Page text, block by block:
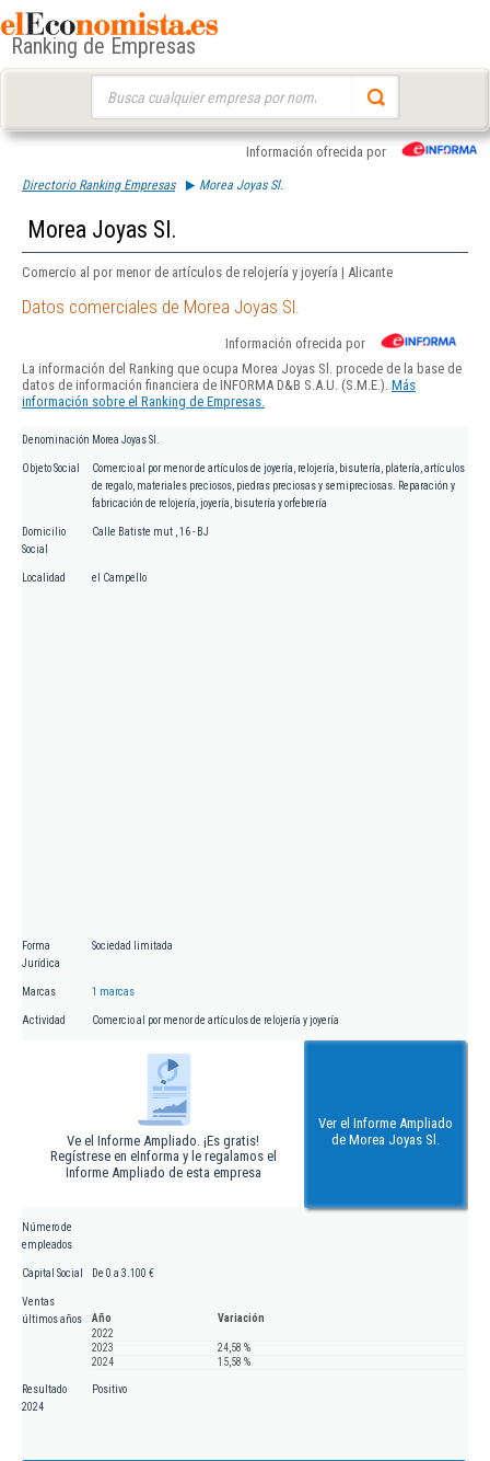
Ranking de Empresas
Información ofrecida por
Directorio Ranking Empresas Morea Joyas Sl.
Morea Joyas Sl.
Comercio al por menor de artículos de relojería y joyería | Alicante
Datos comerciales de Morea Joyas Sl.
Información ofrecida por
La información del Ranking que ocupa Morea Joyas Sl. procede de la base de
datos de información financiera de INFORMA D&B S.A.U. (S.M.E.). Más
información sobre el Ranking de Empresas.
Denominación Morea Joyas Sl.
Objeto Social
Comercio al por menor de artículos de joyería, relojería, bisutería, platería, artículos
de regalo, materiales preciosos, piedras preciosas y semipreciosas. Reparación y
fabricación de relojería, joyería, bisutería y orfebrería
Domicilio
Social
Calle Batiste mut , 16 - BJ
Localidad el Campello
Forma
Jurídica
Sociedad limitada
Marcas 1 marcas
Actividad Comercio al por menor de artículos de relojería y joyería
Ve el Informe Ampliado. ¡Es gratis!
Regístrese en eInforma y le regalamos el
Informe Ampliado de esta empresa
Ver el Informe Ampliado
de Morea Joyas Sl.
Número de
empleados
Capital Social De 0 a 3.100 €
Ventas
últimos años
Año
Variación
2022
2023
24,58 %
2024
15,58 %
Resultado
2024
Positivo